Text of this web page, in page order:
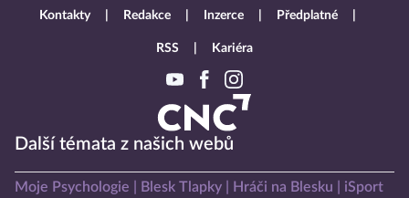
Další témata z našich webů
Moje Psychologie Blesk Tlapky Hráči na Blesku
iSport
Kontakty Redakce Inzerce Předplatné
RSS Kariéra